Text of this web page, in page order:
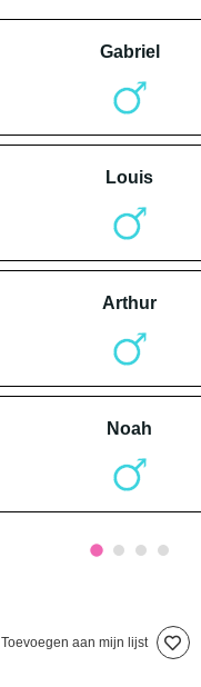
gabriel
louis
arthur
noah
Toevoegen aan mijn lijst